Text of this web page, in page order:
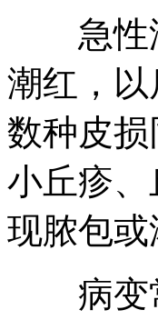
急性湿
潮红，
数种皮
小丘疹
现脓包或
病变常